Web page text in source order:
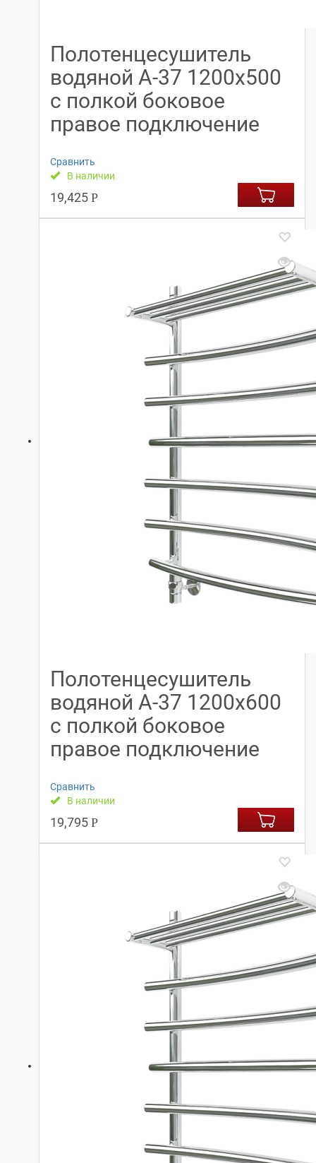
Полотенцесушитель
водяной А-37 1200х500
с полкой боковое
правое подключение
Сравнить
В наличии
19,425 Р
Полотенцесушитель
водяной А-37 1200х600
с полкой боковое
правое подключение
Сравнить
В наличии
19,795 Р